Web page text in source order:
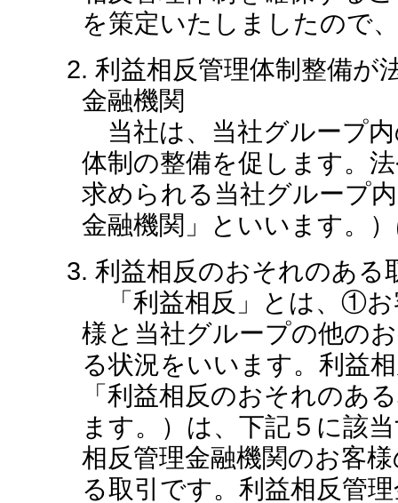
を策定いたしましたので
2. 利益相反管理体制整備が
金融機関
当社は、当社グループ
体制の整備を促します。
求められる当社グループ
金融機関」といいます。
3. 利益相反のおそれのある
「利益相反」とは、①お
様と当社グループの他の
る状況をいいます。利益
「利益相反のおそれのあ
ます。）は、下記５に該
相反管理金融機関のお客
る取引です。利益相反管